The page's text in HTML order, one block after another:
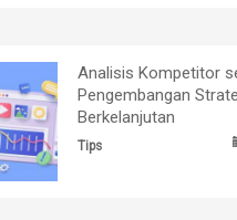
Analisis Kompetitor
Pengembangan
Berkelanjutan
Tips